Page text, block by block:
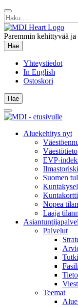
Siirry
sisältöön
Sulje
hae
Haku:
Paremmin kehittyvää ja
Hae
Hae
Yhteystiedot
In English
Ostoskori
Hae
Hae
Main
Menu
Aluekehitys nyt
EVP-
Suomen
Kuntakortti
Nopea
Laaja
Palvelut
Teemat